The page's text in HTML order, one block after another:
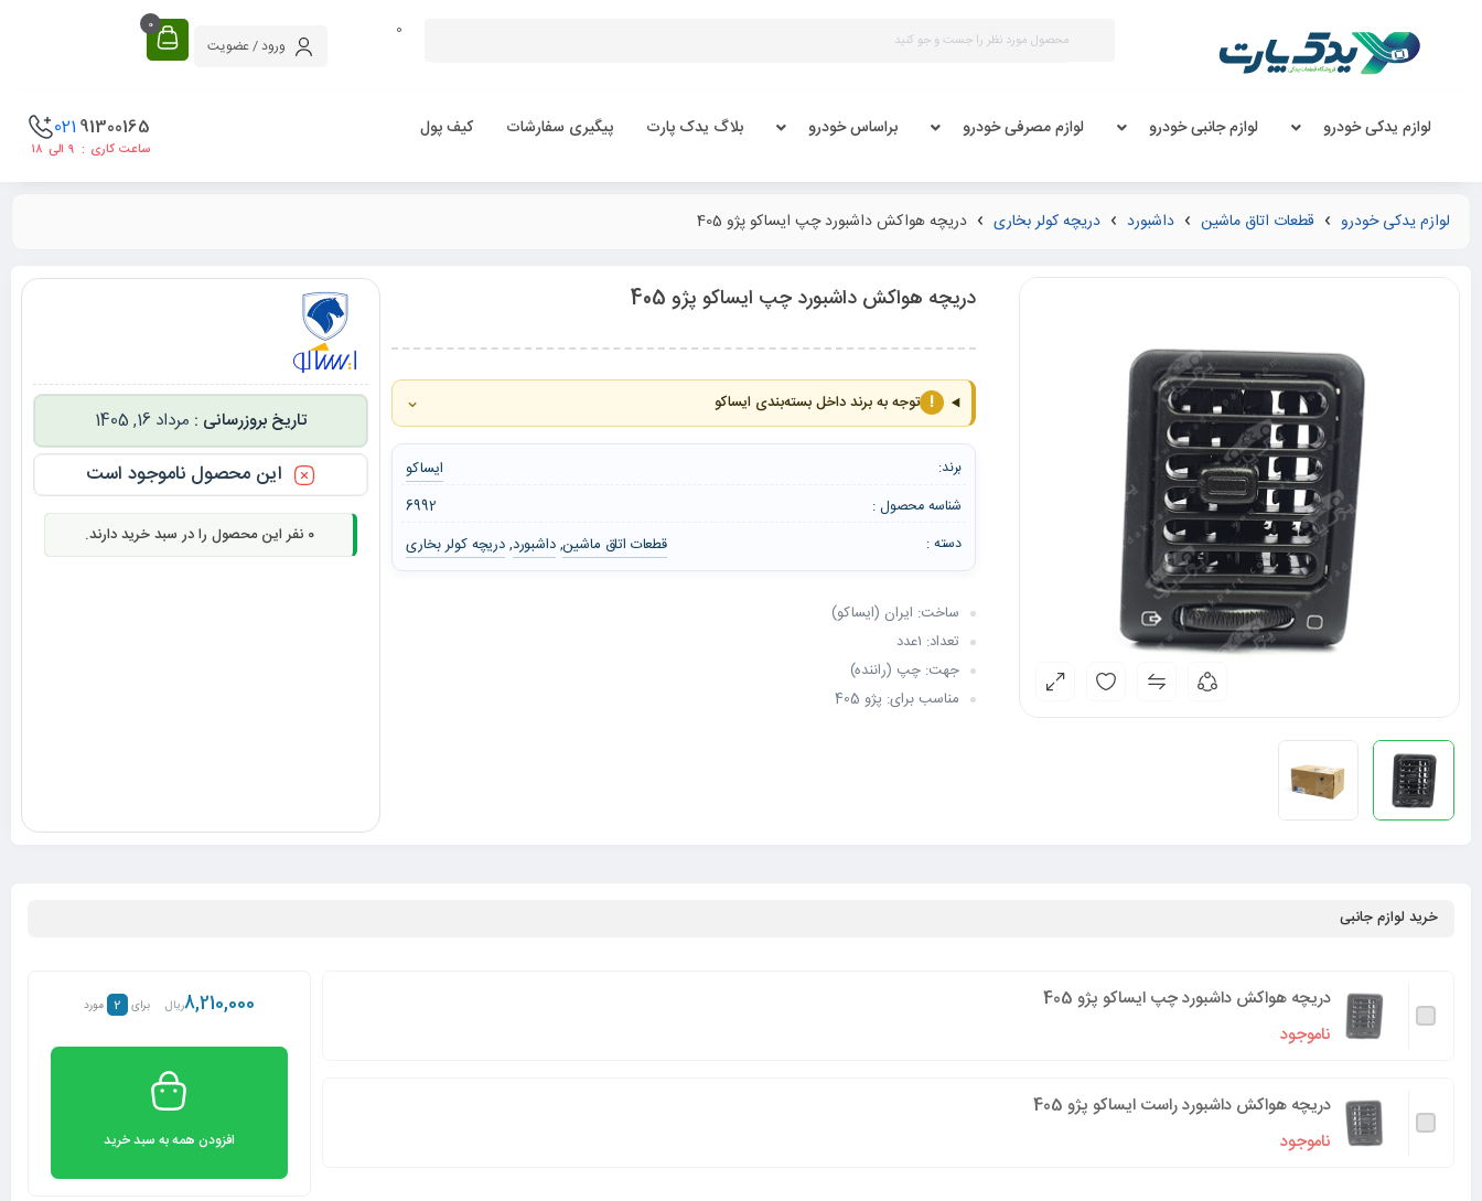
0
ورود / عضویت
0
لوازم یدکی خودرو لوازم جانبی خودرو لوازم مصرفی خودرو براساس خودرو بلاگ یدک پارت پیگیری سفارشات کیف پول 91300165
021
ساعت کاری : ۹ الی ۱۸
لوازم یدکی خودرو قطعات اتاق ماشین داشبورد دریچه کولر بخاری دریچه هواکش داشبورد چپ ایساکو پژو 405
دریچه هواکش داشبورد چپ ایساکو پژو 405
! توجه به برند داخل بسته‌بندی ایساکو ⌄
برند: ایساکو
شناسه محصول :
6992
دسته :
قطعات اتاق ماشین,داشبورد,دریچه کولر بخاری
ساخت: ایران (ایساکو)
تعداد: ۱عدد
جهت: چپ (راننده)
مناسب برای: پژو 405
مرداد 16, 1405
این محصول ناموجود است
0 نفر این محصول را در سبد خرید دارند.
خرید لوازم جانبی
دریچه هواکش داشبورد چپ ایساکو پژو 405
ناموجود
دریچه هواکش داشبورد راست ایساکو پژو 405
ناموجود
8,210,000ریال برای 2 مورد
افزودن همه به سبد خرید